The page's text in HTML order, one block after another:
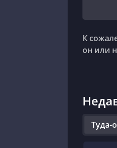
К
он или
Туда-